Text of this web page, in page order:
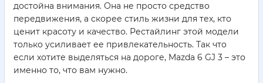
достойна внимания. Она не просто средство
передвижения, а скорее стиль жизни для тех, кто
ценит красоту и качество. Рестайлинг этой модели
только усиливает ее привлекательность. Так что
если хотите выделяться на дороге, Mazda 6 GJ 3 – это
именно то, что вам нужно.